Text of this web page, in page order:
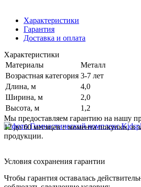
Характеристики
Гарантия
Доставка и оплата
Характеристики
Материалы
Металл
Возрастная категория 3-7 лет
Длина, м
4,0
Ширина, м
2,0
Высота, м
1,2
Мы предоставляем гарантию на нашу
12 до 60 месяцев с момента покупки, в
продукции.
Условия сохранения гарантии
Чтобы гарантия оставалась